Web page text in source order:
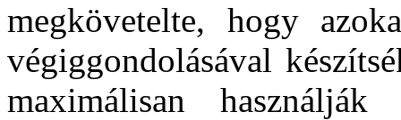
megkövetelte, hogy
végiggondolásával
maximálisan